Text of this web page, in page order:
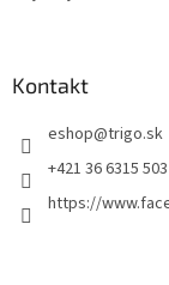
Kontakt
eshop@trigo.sk
+421 36 6315 503
https://